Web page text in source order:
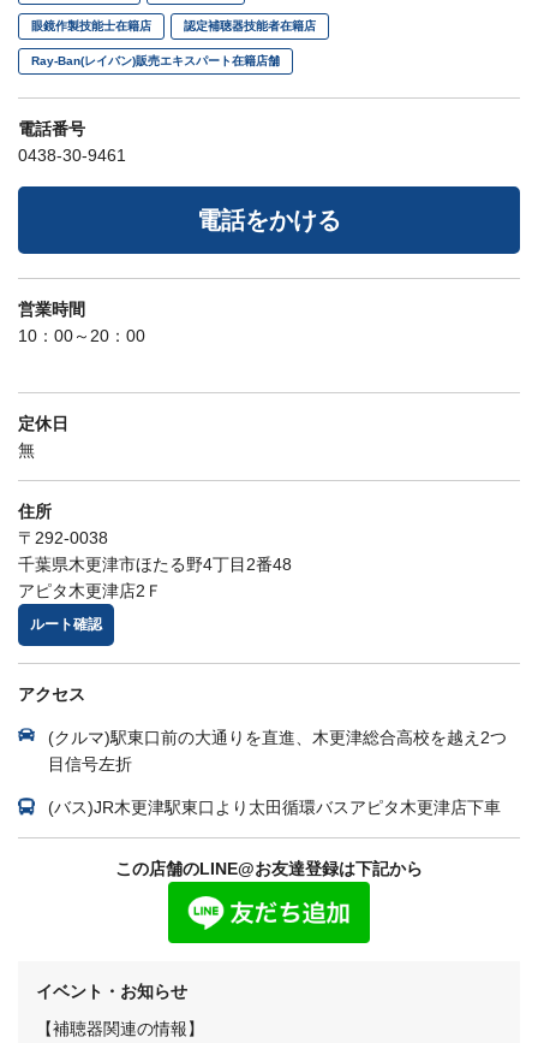
眼鏡作製技能士在籍店 認定補聴器技能者在籍店
Ray-Ban(レイバン)販売エキスパート在籍店舗
電話番号
0438-30-9461
電話をかける
営業時間
10：00～20：00
定休日
無
住所
〒292-0038
千葉県木更津市ほたる野4丁目2番48
アピタ木更津店2Ｆ
ルート確認
アクセス
(クルマ)駅東口前の大通りを直進、木更津総合高校を越え2つ
目信号左折
(バス)JR木更津駅東口より太田循環バスアピタ木更津店下車
この店舗のLINE@お友達登録は下記から
イベント・お知らせ
【補聴器関連の情報】